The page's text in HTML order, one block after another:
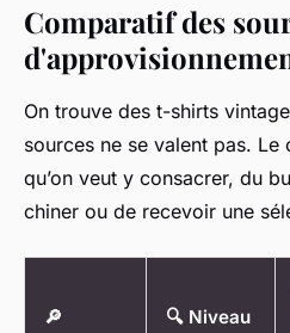
Comparatif des
On trouve des t-shirts
sources ne se valent pas.
qu’on veut y consacrer, du
chiner ou de recevoir une
🔎
🔍 Niveau